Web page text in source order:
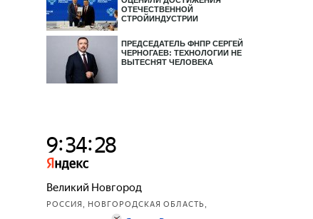
ОТЕЧЕСТВЕННОЙ
СТРОЙИНДУСТРИИ
ПРЕДСЕДАТЕЛЬ ФНПР СЕРГЕЙ
ЧЕРНОГАЕВ: ТЕХНОЛОГИИ НЕ
ВЫТЕСНЯТ ЧЕЛОВЕКА